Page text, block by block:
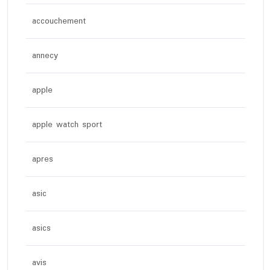
accouchement
annecy
apple
apple watch sport
apres
asic
asics
avis